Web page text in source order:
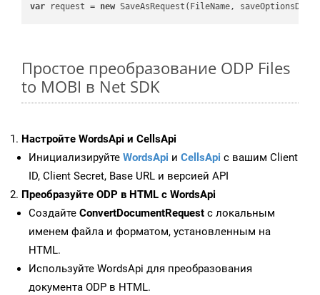
var request = new
Простое преобразование ODP Files
to MOBI в Net SDK
Настройте WordsApi и CellsApi
Инициализируйте WordsApi и CellsApi с вашим Client
ID, Client Secret, Base URL и версией API
Преобразуйте ODP в HTML с WordsApi
Создайте ConvertDocumentRequest с локальным
именем файла и форматом, установленным на
HTML.
Используйте WordsApi для преобразования
документа ODP в HTML.